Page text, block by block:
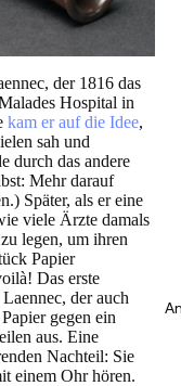
der 1816 das
Hospital in
kam er auf die Idee,
sah und
durch das andere
Mehr darauf
Später, als er eine
viele Ärzte damals
legen, um ihren
Papier
Das erste
der auch
gegen ein
aus. Eine
Nachteil: Sie
einem Ohr hören.